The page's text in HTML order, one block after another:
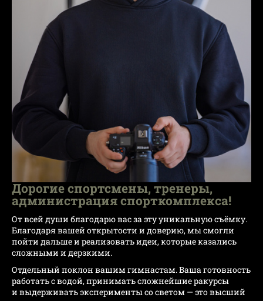
Дорогие спортсмены, тренеры,
администрация спорткомплекса!
От всей души благодарю вас за эту уникальную съёмку.
Благодаря вашей открытости и доверию, мы смогли
пойти дальше и реализовать идеи, которые казались
сложными и дерзкими.
Отдельный поклон вашим гимнастам. Ваша готовность
работать с водой, принимать сложнейшие ракурсы
и выдерживать эксперименты со светом — это высший